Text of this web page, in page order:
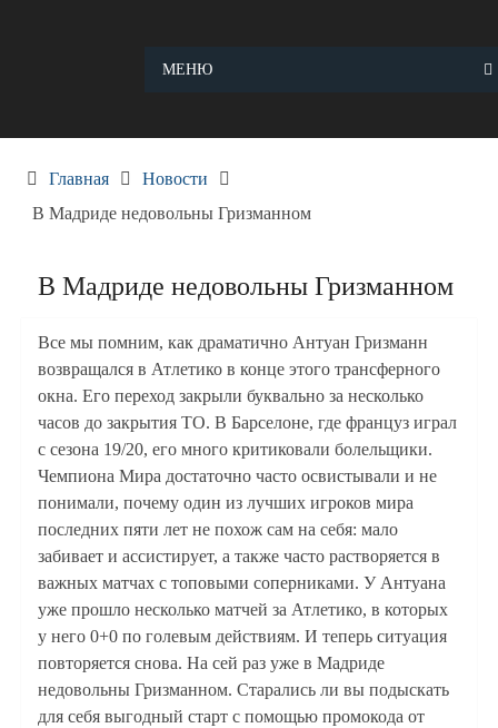
МЕНЮ
Главная
Новости
В Мадриде недовольны Гризманном
В Мадриде недовольны Гризманном
Все мы помним, как драматично Антуан Гризманн
возвращался в Атлетико в конце этого трансферного
окна. Его переход закрыли буквально за несколько
часов до закрытия ТО. В Барселоне, где француз играл
с сезона 19/20, его много критиковали болельщики.
Чемпиона Мира достаточно часто освистывали и не
понимали, почему один из лучших игроков мира
последних пяти лет не похож сам на себя: мало
забивает и ассистирует, а также часто растворяется в
важных матчах с топовыми соперниками. У Антуана
уже прошло несколько матчей за Атлетико, в которых
у него 0+0 по голевым действиям. И теперь ситуация
повторяется снова. На сей раз уже в Мадриде
недовольны Гризманном. Старались ли вы подыскать
для себя выгодный старт с помощью промокода от